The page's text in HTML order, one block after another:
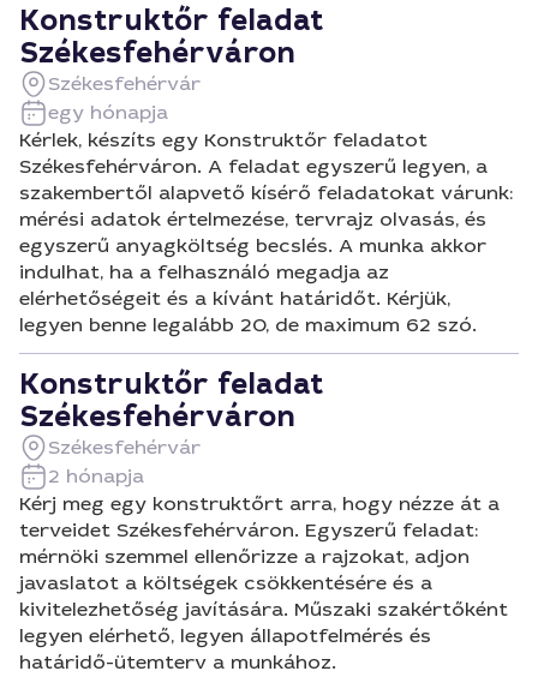
Konstruktőr feladat
Székesfehérváron
Székesfehérvár
egy hónapja
Kérlek, készíts egy Konstruktőr feladatot
Székesfehérváron. A feladat egyszerű legyen, a
szakembertől alapvető kísérő feladatokat várunk:
mérési adatok értelmezése, tervrajz olvasás, és
egyszerű anyagköltség becslés. A munka akkor
indulhat, ha a felhasználó megadja az
elérhetőségeit és a kívánt határidőt. Kérjük,
legyen benne legalább 20, de maximum 62 szó.
Konstruktőr feladat
Székesfehérváron
Székesfehérvár
2 hónapja
Kérj meg egy konstruktőrt arra, hogy nézze át a
terveidet Székesfehérváron. Egyszerű feladat:
mérnöki szemmel ellenőrizze a rajzokat, adjon
javaslatot a költségek csökkentésére és a
kivitelezhetőség javítására. Műszaki szakértőként
legyen elérhető, legyen állapotfelmérés és
határidő-ütemterv a munkához.